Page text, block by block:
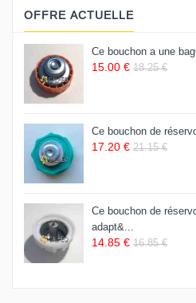
OFFRE ACTUELLE
Ce bouchon a une
15.00 € 18.25 €
Ce bouchon de
17.20 € 21.15 €
Ce bouchon de
adapt&...
14.85 € 16.85 €